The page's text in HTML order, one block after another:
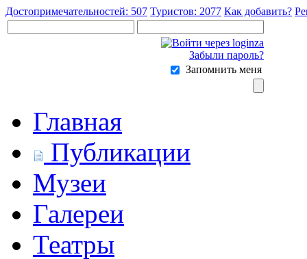
Достопримечательностей: 507 Туристов: 2077 Как добавить?
Забыли пароль?
Запомнить меня
Главная
Публикации
Музеи
Галереи
Театры